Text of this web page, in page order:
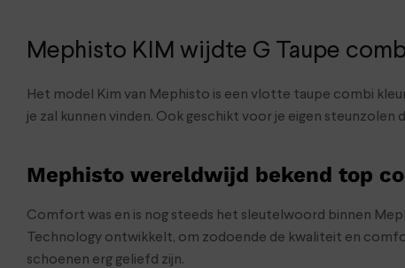
Mephisto KIM wijdte G Taupe
Het model Kim van Mephisto is een vlotte taupe combi
je zal kunnen vinden. Ook geschikt voor je eigen
Mephisto wereldwijd bekend top
Comfort was en is nog steeds het sleutelwoord binnen
Technology ontwikkelt, om zodoende de kwaliteit en
schoenen erg geliefd zijn.